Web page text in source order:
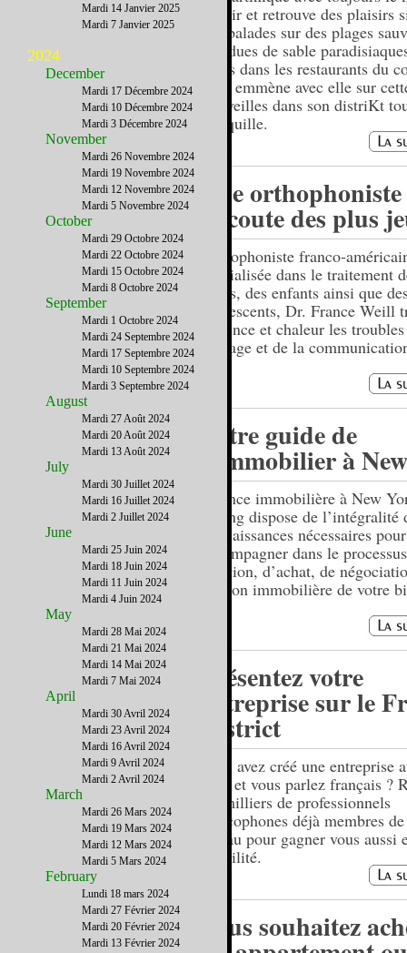
plaisir et retrouve des plaisirs
des balades sur des plages
étendues de sable
repas dans les restaurants du
vous emmène avec elle sur
merveilles dans son distriKt
tranquille.
Une
l’écoute des plus
Orthophoniste franco-
spécialisée dans le traitement
petits, des enfants ainsi que
adolescents, Dr. France Weill
patience et chaleur les
langage et de la
Votre guide de
l’immobilier à
Agence immobilière à New
Living dispose de l’intégralité
connaissances nécessaires
accompagner dans le
location, d’achat, de
gestion immobilière de votre
Présentez votre
entreprise sur le
District
Vous avez créé une entreprise
Unis et vous parlez français ?
les milliers de professionnels
francophones déjà membres
réseau pour gagner vous aussi
visibilité.
Vous souhaitez
Mardi 14 Janvier 2025
Mardi 7 Janvier 2025
2024
December
Mardi 17 Décembre 2024
Mardi 10 Décembre 2024
Mardi 3 Décembre 2024
November
Mardi 26 Novembre 2024
Mardi 19 Novembre 2024
Mardi 12 Novembre 2024
Mardi 5 Novembre 2024
October
Mardi 29 Octobre 2024
Mardi 22 Octobre 2024
Mardi 15 Octobre 2024
Mardi 8 Octobre 2024
September
Mardi 1 Octobre 2024
Mardi 24 Septembre 2024
Mardi 17 Septembre 2024
Mardi 10 Septembre 2024
Mardi 3 Septembre 2024
August
Mardi 27 Août 2024
Mardi 20 Août 2024
Mardi 13 Août 2024
July
Mardi 30 Juillet 2024
Mardi 16 Juillet 2024
Mardi 2 Juillet 2024
June
Mardi 25 Juin 2024
Mardi 18 Juin 2024
Mardi 11 Juin 2024
Mardi 4 Juin 2024
May
Mardi 28 Mai 2024
Mardi 21 Mai 2024
Mardi 14 Mai 2024
Mardi 7 Mai 2024
April
Mardi 30 Avril 2024
Mardi 23 Avril 2024
Mardi 16 Avril 2024
Mardi 9 Avril 2024
Mardi 2 Avril 2024
March
Mardi 26 Mars 2024
Mardi 19 Mars 2024
Mardi 12 Mars 2024
Mardi 5 Mars 2024
February
Lundi 18 mars 2024
Mardi 27 Février 2024
Mardi 20 Février 2024
Mardi 13 Février 2024